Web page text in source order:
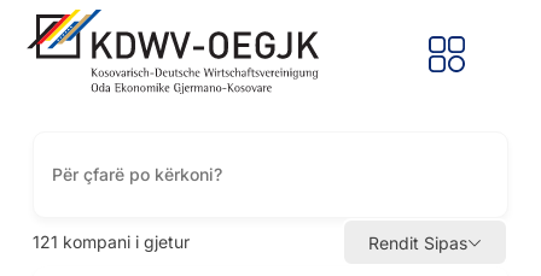
121 kompani i gjetur Rendit Sipas